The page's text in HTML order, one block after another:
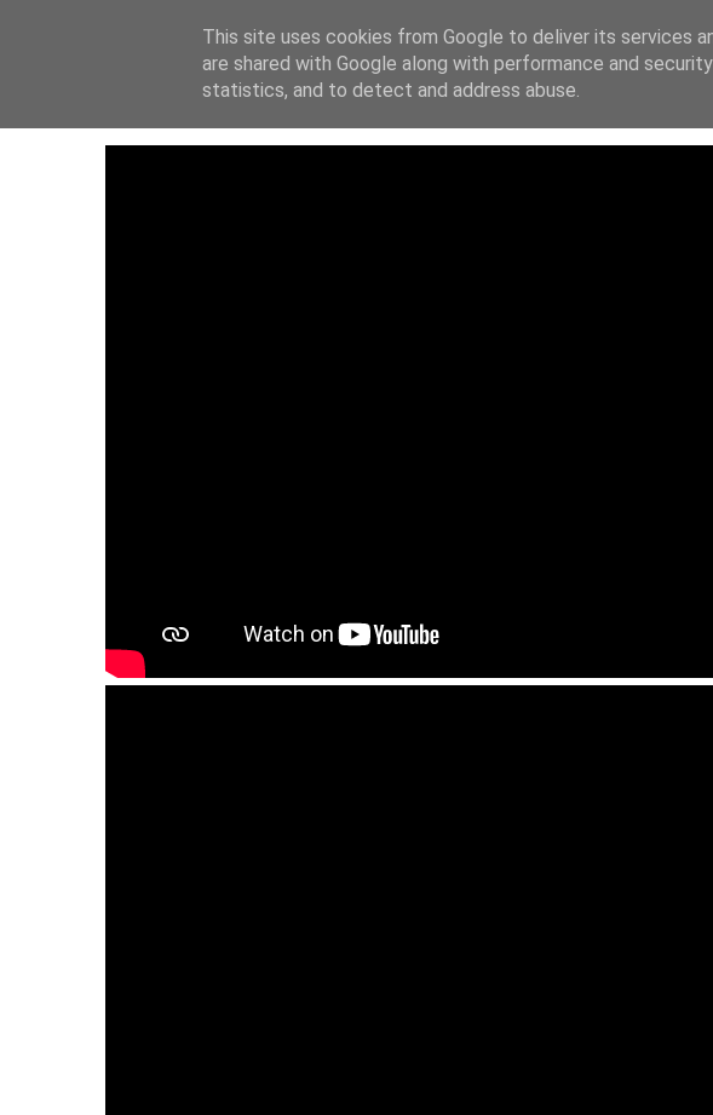
ΑΡΧΙΚΗ ΙΔΡΥΤΙΚΗ ΔΙΑΚΗΡΥΞΗ
This site uses cookies from Google to deliver its services
are shared with Google along with performance and
statistics, and to detect and address abuse.